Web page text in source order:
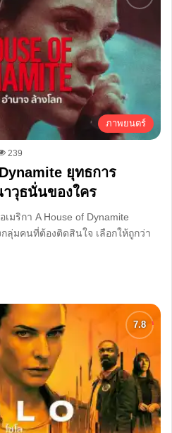
ภาพยนตร์
239
ยุทธการ
วุธนั่นของใคร
มริกา A House of Dynamite
ลุ่มคนที่ต้องติดสินใจ เลือกให้ถูกว่า